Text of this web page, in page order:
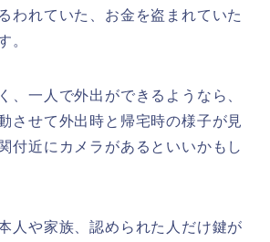
われていた、お金を盗まれていた
。
、一人で外出ができるようなら、
させて外出時と帰宅時の様子が見
付近にカメラがあるといいかもし
人や家族、認められた人だけ鍵が